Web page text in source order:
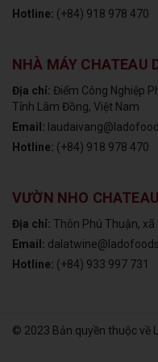
Hotline: (+84) 918 978 470
NHÀ MÁY CHATEAU
Địa chỉ: Điểm Công Nghiệp
Tỉnh Lâm Đồng, Việt Nam
Email:
Hotline: (+84) 918 978 470
VƯỜN NHO
Địa chỉ: Thôn Phú Thuận,
Email:
Hotline: (+84) 933 997 731
© 2023 Bản quyền thuộc về